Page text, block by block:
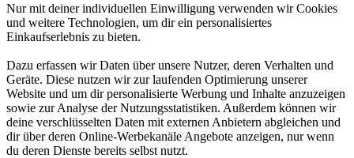
Nur mit deiner individuellen Einwilligung verwenden wir Cookies
und weitere Technologien, um dir ein personalisiertes
Einkaufserlebnis zu bieten.
Dazu erfassen wir Daten über unsere Nutzer, deren Verhalten und
Geräte. Diese nutzen wir zur laufenden Optimierung unserer
Website und um dir personalisierte Werbung und Inhalte anzuzeigen
sowie zur Analyse der Nutzungsstatistiken. Außerdem können wir
deine verschlüsselten Daten mit externen Anbietern abgleichen und
dir über deren Online-Werbekanäle Angebote anzeigen, nur wenn
du deren Dienste bereits selbst nutzt.